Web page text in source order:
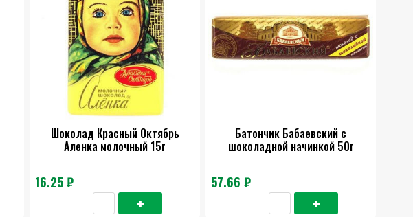
Шоколад Красный Октябрь
Аленка молочный 15г
16.25 ₽
Батончик Бабаевский с
шоколадной начинкой 50г
57.66 ₽